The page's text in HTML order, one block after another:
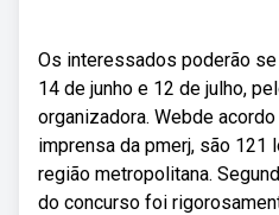
Os interessados poderão
14 de junho e 12 de julho,
organizadora. Webde
imprensa da pmerj, são 121
região metropolitana.
do concurso foi